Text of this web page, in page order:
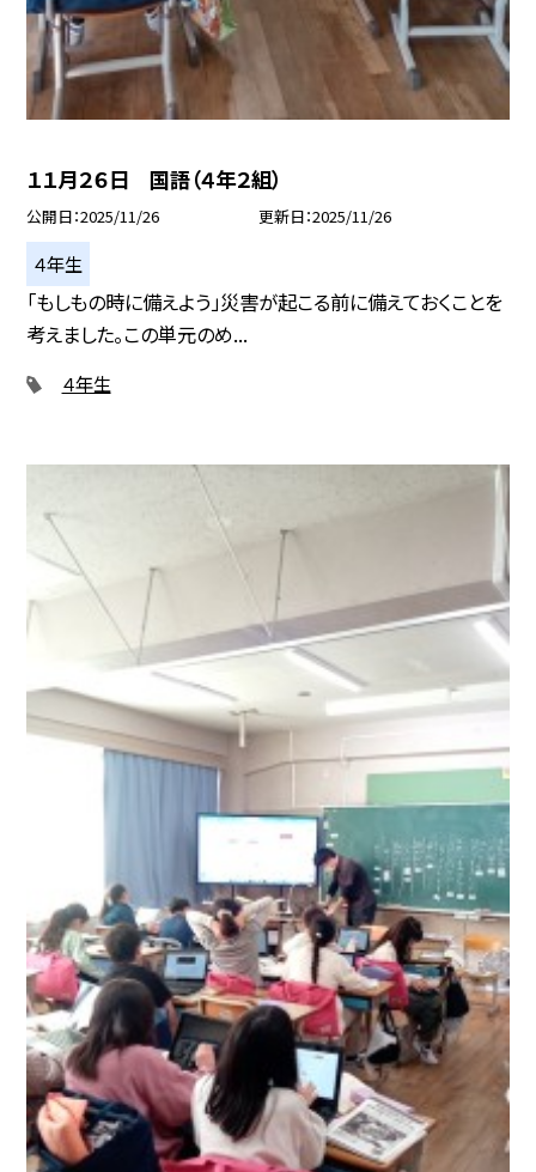
１１月２６日 国語（４年２組）
公開日 2025/11/26 更新日 2025/11/26
４年生
「もしもの時に備えよう」災害が起こる前に備えておくことを
考えました。この単元のめ...
４年生